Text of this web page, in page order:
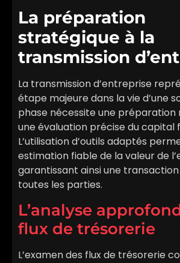
La préparation
stratégique à la
transmission
La transmission d’entreprise
étape majeure dans la vie d’une
phase nécessite une préparation
une évaluation précise du capital
L’utilisation d’outils adaptés
estimation fiable de la valeur de
garantissant ainsi une
toutes les parties.
L’analyse
flux de trésorerie
L’examen des flux de trésorerie